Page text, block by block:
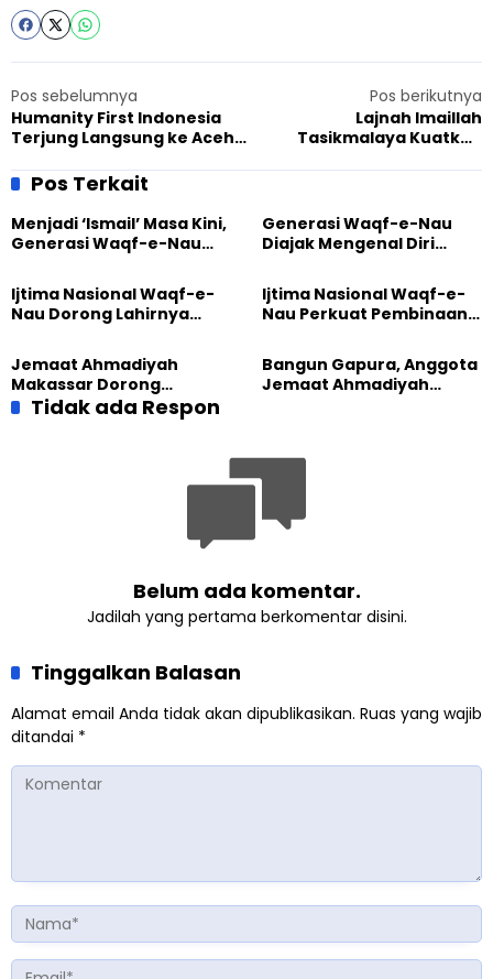
Pos sebelumnya
Humanity First Indonesia
Terjung Langsung ke Aceh
Warga Terdampak
Pos berikutnya
Lajnah Imaillah
Tasikmalaya Kuatkan
Tangguh
Pos Terkait
Menjadi ‘Ismail’ Masa Kini,
Generasi Waqf-e-Nau
Pengabdian
Generasi Waqf-e-Nau
Diajak Mengenal Diri
Dunia
Ijtima Nasional Waqf-e-
Nau Dorong Lahirnya
yang Militan
Ijtima Nasional Waqf-e-
Nau Perkuat Pembinaan
Masa Depan
Jemaat Ahmadiyah
Makassar Dorong
Kesadaran Lingkungan
Lewat Edukasi Ekoteologi
Bangun Gapura, Anggota
Jemaat Ahmadiyah
Tidak ada Respon
Belum ada komentar.
Jadilah yang pertama berkomentar disini.
Tinggalkan Balasan
Alamat email Anda tidak akan dipublikasikan. Ruas yang wajib
ditandai *